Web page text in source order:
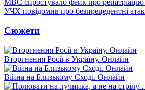
МВС спростувало фейк про репатріацію
УЧХ повідомив про безпрецедентні
Сюжети
Вторгнення Росії в Україну. Онлайн
Війна на Близькому Сході. Онлайн